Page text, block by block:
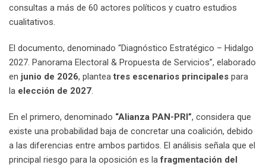
consultas a más de 60 actores políticos y cuatro estudios
cualitativos.
El documento, denominado “Diagnóstico Estratégico – Hidalgo
2027. Panorama Electoral & Propuesta de Servicios”, elaborado
en junio de 2026, planteatres escenarios principales para
la elección de 2027.
En el primero, denominado “Alianza PAN-PRI”, considera que
existe una probabilidad baja de concretar una coalición, debido
a las diferencias entre ambos partidos. El análisis señala que el
principal riesgo para la oposición es lafragmentación del